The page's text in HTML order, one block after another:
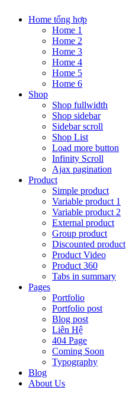
Home tổng hợp
Home 1
Home 2
Home 3
Home 4
Home 5
Home 6
Shop
Shop fullwidth
Shop sidebar
Sidebar scroll
Shop List
Load more button
Infinity Scroll
Ajax pagination
Product
Simple product
Variable product 1
Variable product 2
External product
Group product
Discounted product
Product Video
Product 360
Tabs in summary
Pages
Portfolio
Portfolio post
Blog post
Liên Hệ
404 Page
Coming Soon
Typography
Blog
About Us